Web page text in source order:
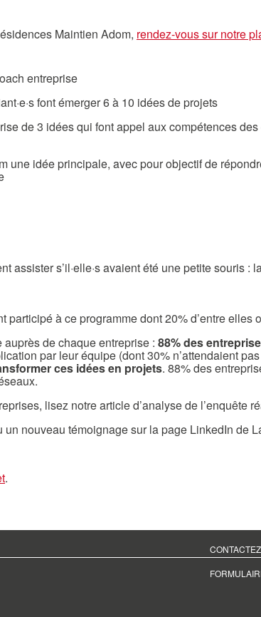
Maintien Adom, rendez-vous sur notre
entreprise
font émerger 6 à 10 idées de projets
de 3 idées qui font appel aux compétences
une idée principale, avec pour objectif de
assister s’il·elle·s avaient été une petite souris
à ce programme dont 20% d’entre elles
de chaque entreprise : 88% des
par leur équipe (dont 30% n’attendaient
ces idées en projets. 88% des
lisez notre article d’analyse de l’enquête
nouveau témoignage sur la page LinkedIn de
.